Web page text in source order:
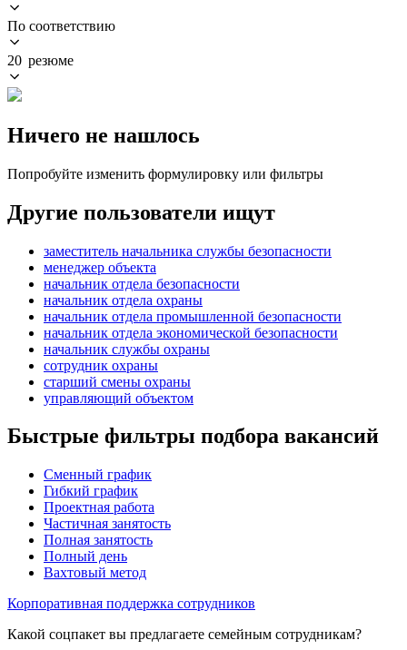
По соответствию
20 резюме
Ничего не нашлось
Попробуйте изменить формулировку или фильтры
Другие пользователи ищут
заместитель начальника службы безопасности
менеджер объекта
начальник отдела безопасности
начальник отдела охраны
начальник отдела промышленной безопасности
начальник отдела экономической безопасности
начальник службы охраны
сотрудник охраны
старший смены охраны
управляющий объектом
Быстрые фильтры подбора вакансий
Сменный график
Гибкий график
Проектная работа
Частичная занятость
Полная занятость
Полный день
Вахтовый метод
Корпоративная поддержка сотрудников
Какой соцпакет вы предлагаете семейным сотрудникам?